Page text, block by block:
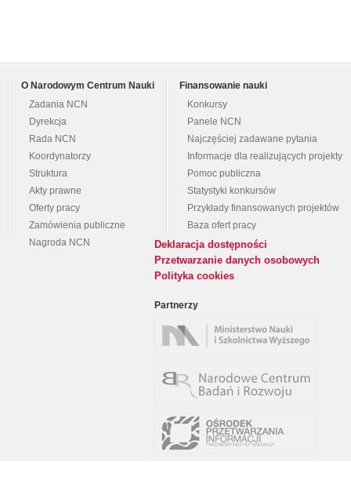
O Narodowym Centrum Nauki
Zadania NCN
Dyrekcja
Rada NCN
Koordynatorzy
Struktura
Akty prawne
Oferty pracy
Zamówienia publiczne
Nagroda NCN
Finansowanie nauki
Konkursy
Panele NCN
Najczęściej zadawane pytania
Informacje dla realizujących projekty
Pomoc publiczna
Statystyki konkursów
Przykłady finansowanych projektów
Baza ofert pracy
Deklaracja dostępności
Przetwarzanie danych osobowych
Polityka cookies
Partnerzy